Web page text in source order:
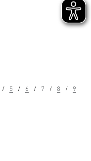
5 6 7 8 9